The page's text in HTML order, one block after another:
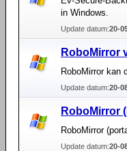
in Windows.
Update datum:20-
RoboMirror
RoboMirror kan
Update datum:20-
RoboMirror
RoboMirror
Update datum:20-